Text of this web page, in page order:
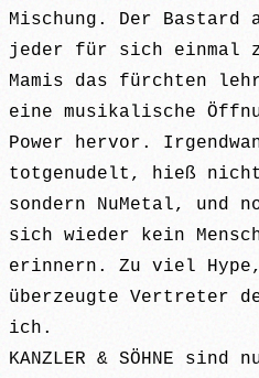
Mischung. Der
jeder für sich einmal
Mamis das fürchten
eine musikalische
Power hervor.
totgenudelt, hieß nicht
sondern NuMetal, und
sich wieder kein
erinnern. Zu viel
überzeugte Vertreter
ich.
KANZLER & SÖHNE sind